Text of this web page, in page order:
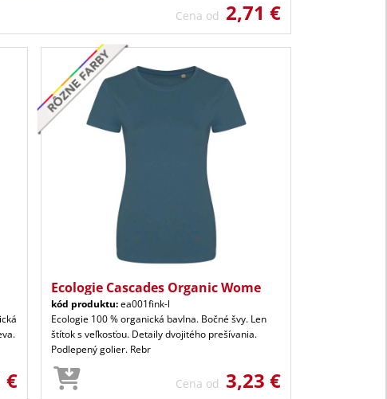
Cena od 2,71 €
€
Ecologie Cascades Organic Wome
kód produktu:ea001fink-l
Ecologie 100 % organická bavlna. Bočné švy. Len
štítok s veľkosťou. Detaily dvojitého prešívania.
Podlepený golier. Rebr
Cena od 3,23 €